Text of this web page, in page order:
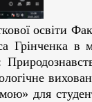
освіти
Грінченка в
для